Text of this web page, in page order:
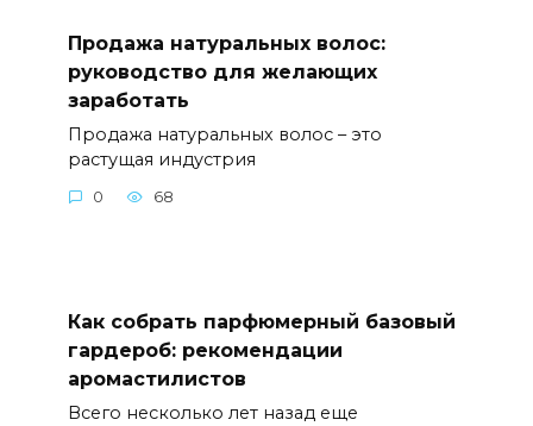
Продажа натуральных волос:
руководство для желающих
заработать
Продажа натуральных волос – это
растущая индустрия
0 68
Как собрать парфюмерный базовый
гардероб: рекомендации
аромастилистов
Всего несколько лет назад еще